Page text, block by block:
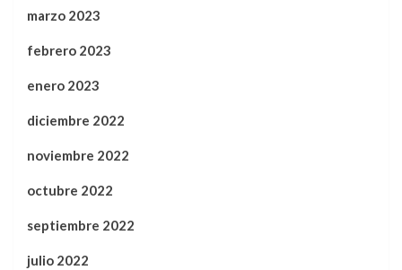
marzo 2023
febrero 2023
enero 2023
diciembre 2022
noviembre 2022
octubre 2022
septiembre 2022
julio 2022